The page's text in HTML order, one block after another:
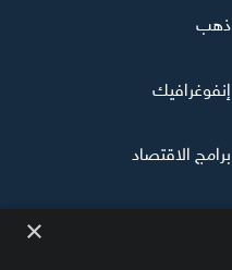
ذهب
إنفوغرافيك
برامج الاقتصاد
×